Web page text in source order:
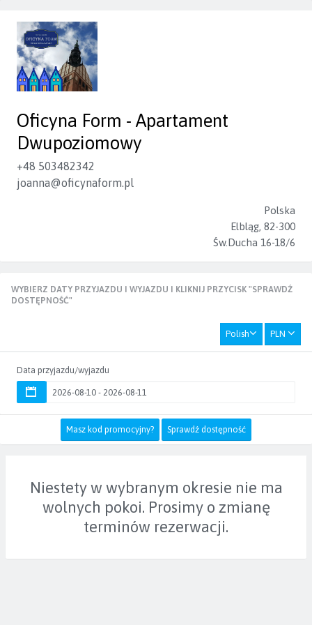
Oficyna Form - Apartament
Dwupoziomowy
+48 503482342
joanna@oficynaform.pl
Polska
Elbląg, 82-300
Św.Ducha 16-18/6
WYBIERZ DATY PRZYJAZDU I WYJAZDU I KLIKNIJ PRZYCISK "SPRAWDŹ
DOSTĘPNOŚĆ"
Polish PLN
Data przyjazdu/wyjazdu
Masz kod promocyjny? Sprawdź dostępność
Niestety w wybranym okresie nie ma
wolnych pokoi. Prosimy o zmianę
terminów rezerwacji.